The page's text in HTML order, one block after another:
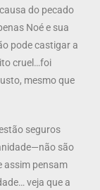
do pecado
Noé e sua
pode castigar a
cruel…foi
mesmo que
seguros
são
assim pensam
veja que a